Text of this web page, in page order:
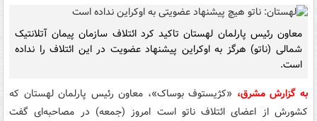
معاون رئیس پارلمان لهستان تاکید کرد ائتلاف سازمان پیمان آتلانتیک
شمالی (ناتو) هرگز به اوکراین پیشنهاد عضویت در این ائتلاف را نداده
است.
به گزارش مشرق، «کژیستوف بوساک»، معاون رئیس پارلمان لهستان که
کشورش از اعضای ائتلاف ناتو است امروز (جمعه) در مصاحبه‌ای گفت